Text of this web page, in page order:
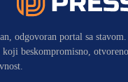
odgovoran portal sa
beskompromisno,